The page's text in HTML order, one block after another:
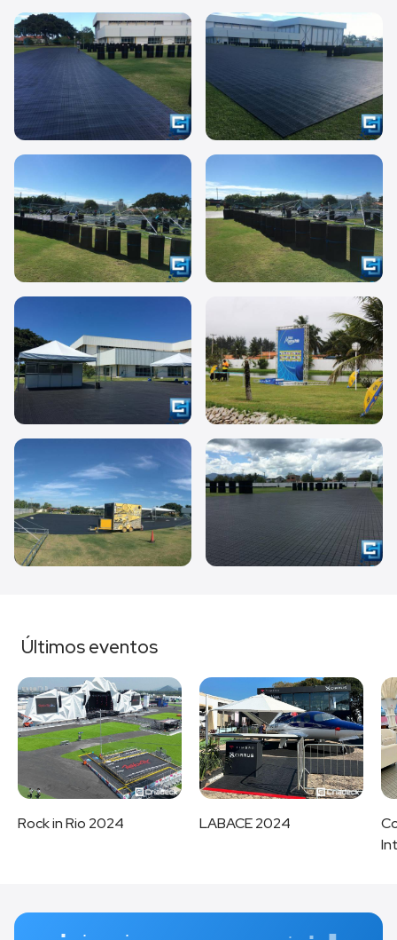
Últimos eventos
Rock in Rio 2024 LABACE 2024